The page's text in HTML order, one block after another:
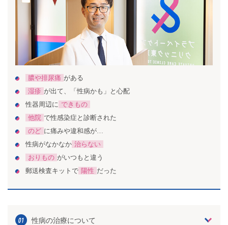
膿や排尿痛 がある
湿疹 が出て、「性病かも」と心配
性器周辺に できもの
他院 で性感染症と診断された
のど に痛みや違和感が…
性病がなかなか 治らない
おりもの がいつもと違う
郵送検査キットで 陽性 だった
性病の治療について